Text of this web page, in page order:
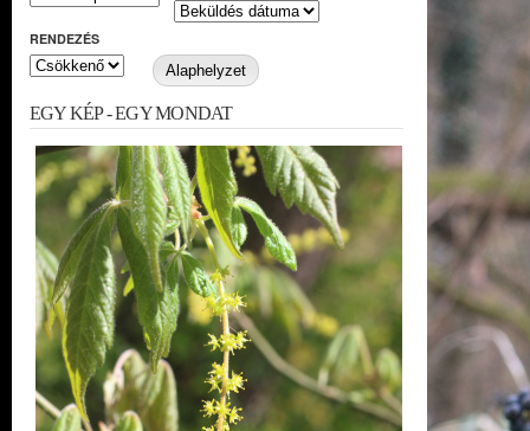
RENDEZÉS
EGY KÉP - EGY MONDAT